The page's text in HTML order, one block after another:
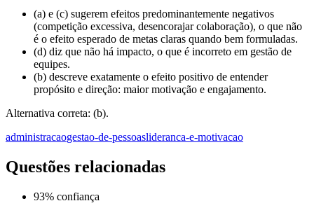
(a) e (c) sugerem efeitos predominantemente negativos
(competição excessiva, desencorajar colaboração), o que não
é o efeito esperado de metas claras quando bem formuladas.
(d) diz que não há impacto, o que é incorreto em gestão de
equipes.
(b) descreve exatamente o efeito positivo de entender
propósito e direção: maior motivação e engajamento.
Alternativa correta: (b).
administracaogestao-de-pessoaslideranca-e-motivacao
Questões relacionadas
93% confiança